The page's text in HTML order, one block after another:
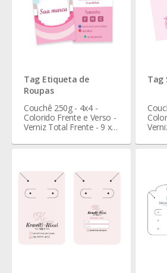
Tag Etiqueta de
Roupas
Couchê 250g - 4x4 -
Colorido Frente e Verso -
Verniz Total Frente - 9 x 5
Tag